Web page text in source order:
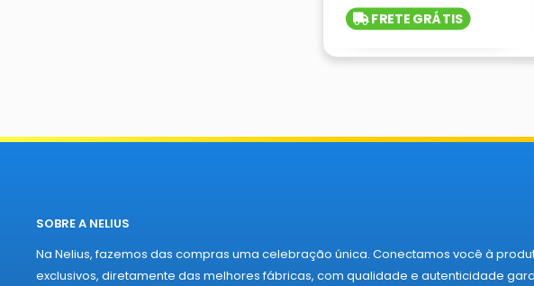
FRETE GRÁTIS
SOBRE A NELIUS
Na Nelius, fazemos das compras uma celebração única. Conectamos você à
exclusivos, diretamente das melhores fábricas, com qualidade e autenticidade